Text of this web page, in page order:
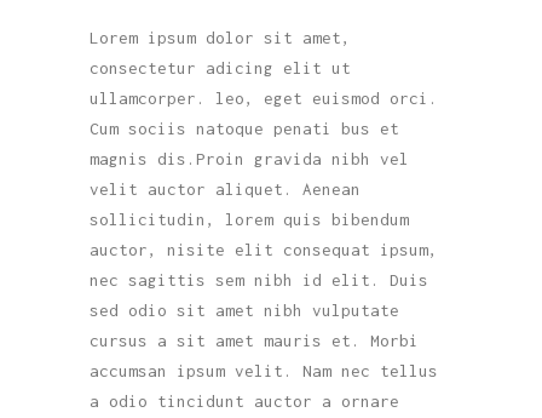
Lorem ipsum dolor sit amet,
consectetur adicing elit ut
ullamcorper. leo, eget euismod orci.
Cum sociis natoque penati bus et
magnis dis.Proin gravida nibh vel
velit auctor aliquet. Aenean
sollicitudin, lorem quis bibendum
auctor, nisite elit consequat ipsum,
nec sagittis sem nibh id elit. Duis
sed odio sit amet nibh vulputate
cursus a sit amet mauris et. Morbi
accumsan ipsum velit. Nam nec tellus
a odio tincidunt auctor a ornare